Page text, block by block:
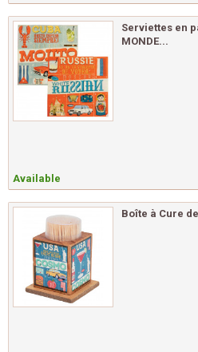
Serviettes en
MONDE...
Available
Boîte à Cure